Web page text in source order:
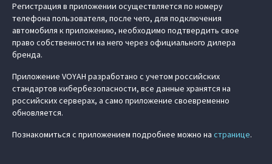
Регистрация в приложении осуществляется по номеру
телефона пользователя, после чего, для подключения
автомобиля к приложению, необходимо подтвердить свое
право собственности на него через официального дилера
бренда.
Приложение VOYAH разработано с учетом российских
стандартов кибербезопасности, все данные хранятся на
российских серверах, а само приложение своевременно
обновляется.
Познакомиться с приложением подробнее можно на странице.